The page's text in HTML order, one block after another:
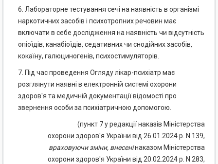
6. Лабораторне тестування сечі на наявність в організмі
наркотичних засобів і психотропних речовин має
включати в себе дослідження на наявність чи відсутність
опіоїдів, канабіоїдів, седативних чи снодійних засобів,
кокаїну, галюциногенів, психостимуляторів.
7. Під час проведення Огляду лікар-психіатр має
розглянути наявні в електронній системі охорони
здоров'я та медичній документації відомості про
звернення особи за психіатричною допомогою.
(пункт 7 у редакції наказів Міністерства
охорони здоров'я України від 26.01.2024 р. N 139,
враховуючи зміни, внесенінаказом Міністерства
охорони здоров'я України від 20.02.2024 р. N 283,